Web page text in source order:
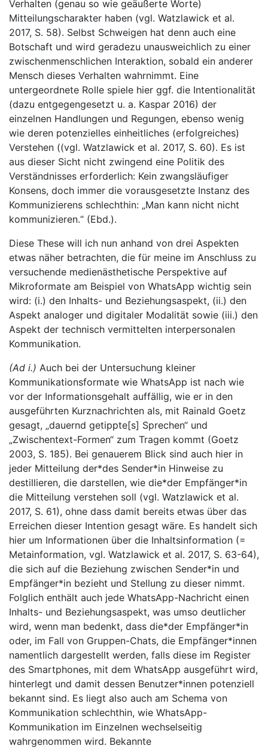
Verhalten (genau so wie geäußerte Worte)
Mitteilungscharakter haben (vgl. Watzlawick et al.
2017, S. 58). Selbst Schweigen hat denn auch eine
Botschaft und wird geradezu unausweichlich zu einer
zwischenmenschlichen Interaktion, sobald ein anderer
Mensch dieses Verhalten wahrnimmt. Eine
untergeordnete Rolle spiele hier ggf. die Intentionalität
(dazu entgegengesetzt u. a. Kaspar 2016) der
einzelnen Handlungen und Regungen, ebenso wenig
wie deren potenzielles einheitliches (erfolgreiches)
Verstehen ((vgl. Watzlawick et al. 2017, S. 60). Es ist
aus dieser Sicht nicht zwingend eine Politik des
Verständnisses erforderlich: Kein zwangsläufiger
Konsens, doch immer die vorausgesetzte Instanz des
Kommunizierens schlechthin: „Man kann nicht nicht
kommunizieren.“ (Ebd.).
Diese These will ich nun anhand von drei Aspekten
etwas näher betrachten, die für meine im Anschluss zu
versuchende medienästhetische Perspektive auf
Mikroformate am Beispiel von WhatsApp wichtig sein
wird: (i.) den Inhalts- und Beziehungsaspekt, (ii.) den
Aspekt analoger und digitaler Modalität sowie (iii.) den
Aspekt der technisch vermittelten interpersonalen
Kommunikation.
(Ad i.) Auch bei der Untersuchung kleiner
Kommunikationsformate wie WhatsApp ist nach wie
vor der Informationsgehalt auffällig, wie er in den
ausgeführten Kurznachrichten als, mit Rainald Goetz
gesagt, „dauernd getippte[s] Sprechen“ und
„Zwischentext-Formen“ zum Tragen kommt (Goetz
2003, S. 185). Bei genauerem Blick sind auch hier in
jeder Mitteilung der*des Sender*in Hinweise zu
destillieren, die darstellen, wie die*der Empfänger*in
die Mitteilung verstehen soll (vgl. Watzlawick et al.
2017, S. 61), ohne dass damit bereits etwas über das
Erreichen dieser Intention gesagt wäre. Es handelt sich
hier um Informationen über die Inhaltsinformation (=
Metainformation, vgl. Watzlawick et al. 2017, S. 63-64),
die sich auf die Beziehung zwischen Sender*in und
Empfänger*in bezieht und Stellung zu dieser nimmt.
Folglich enthält auch jede WhatsApp-Nachricht einen
Inhalts- und Beziehungsaspekt, was umso deutlicher
wird, wenn man bedenkt, dass die*der Empfänger*in
oder, im Fall von Gruppen-Chats, die Empfänger*innen
namentlich dargestellt werden, falls diese im Register
des Smartphones, mit dem WhatsApp ausgeführt wird,
hinterlegt und damit dessen Benutzer*innen potenziell
bekannt sind. Es liegt also auch am Schema von
Kommunikation schlechthin, wie WhatsApp-
Kommunikation im Einzelnen wechselseitig
wahrgenommen wird. Bekannte